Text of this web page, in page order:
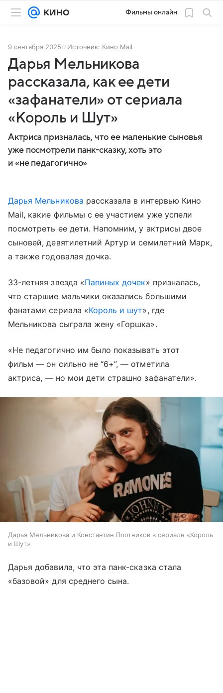
Фильмы онлайн
9 сентября 2025 Источник: Кино Mail
Дарья Мельникова
рассказала, как ее дети
«зафанатели» от сериала
«Король и Шут»
Актриса призналась, что ее маленькие сыновья
уже посмотрели панк-сказку, хоть это
и «не педагогично»
Дарья Мельникова рассказала в интервью Кино
Mail, какие фильмы с ее участием уже успели
посмотреть ее дети. Напомним, у актрисы двое
сыновей, девятилетний Артур и семилетний Марк,
а также годовалая дочка.
33-летняя звезда «Папиных дочек» призналась,
что старшие мальчики оказались большими
фанатами сериала «Король и шут», где
Мельникова сыграла жену «Горшка».
«Не педагогично им было показывать этот
фильм — он сильно не “6+”, — отметила
актриса, — но мои дети страшно зафанатели».
Дарья Мельникова и Константин Плотников в сериале «Король
и Шут»
Дарья добавила, что эта панк-сказка стала
«базовой» для среднего сына.